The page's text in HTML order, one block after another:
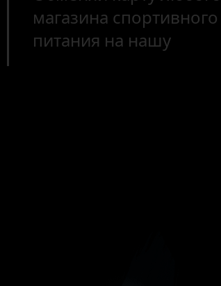
магазина спортивного
питания на нашу